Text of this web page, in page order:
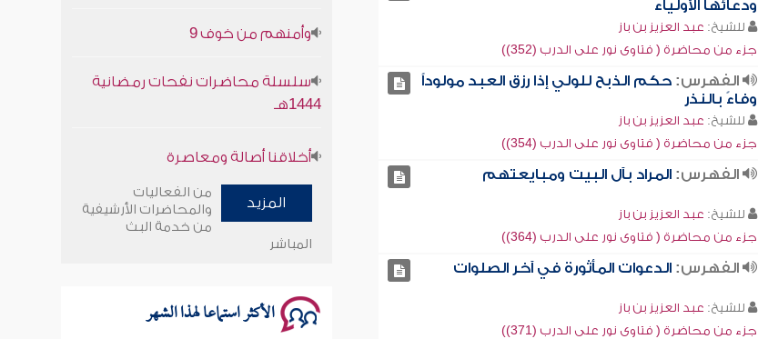
ودعائها الأولياء
للشيخ: عبد العزيز بن باز
جزء من محاضرة ( فتاوى نور على الدرب (352))
الفهرس: حكم الذبح للولي إذا رزق العبد مولوداً
وفاءً بالنذر
للشيخ: عبد العزيز بن باز
جزء من محاضرة ( فتاوى نور على الدرب (354))
الفهرس: المراد بآل البيت ومبايعتهم
للشيخ: عبد العزيز بن باز
جزء من محاضرة ( فتاوى نور على الدرب (364))
الفهرس: الدعوات المأثورة في آخر الصلوات
للشيخ: عبد العزيز بن باز
جزء من محاضرة ( فتاوى نور على الدرب (371))
1444هـ
سلسلة محاضرات نفحات رمضانية
1444هـ
المزيد
من الفعاليات
والمحاضرات الأرشيفية
من خدمة البث
المباشر
الأكثر استماعا لهذا الشهر